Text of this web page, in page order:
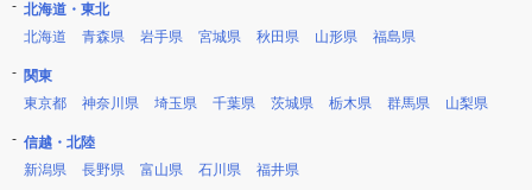
北海道・東北
北海道
青森県 岩手県 宮城県 秋田県 山形県 福島県
関東
東京都
神奈川県 埼玉県 千葉県 茨城県 栃木県 群馬県 山梨県
信越・北陸
新潟県
長野県 富山県 石川県 福井県